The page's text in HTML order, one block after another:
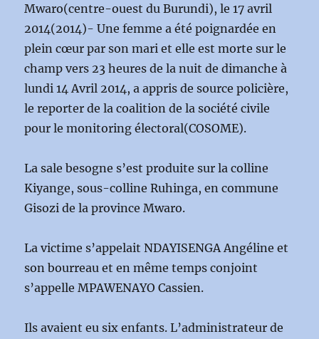
Mwaro(centre-ouest du Burundi), le 17 avril
2014(2014)- Une femme a été poignardée en
plein cœur par son mari et elle est morte sur le
champ vers 23 heures de la nuit de dimanche à
lundi 14 Avril 2014, a appris de source policière,
le reporter de la coalition de la société civile
pour le monitoring électoral(COSOME).
La sale besogne s’est produite sur la colline
Kiyange, sous-colline Ruhinga, en commune
Gisozi de la province Mwaro.
La victime s’appelait NDAYISENGA Angéline et
son bourreau et en même temps conjoint
s’appelle MPAWENAYO Cassien.
Ils avaient eu six enfants. L’administrateur de